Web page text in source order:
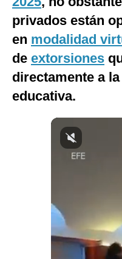
Internacional
Tecnología
Club del Suscriptor
Mix
G de Gestión
Notas Contratadas
Fotogalerías
privados están
en modalidad
de extorsiones
directamente a
educativa.